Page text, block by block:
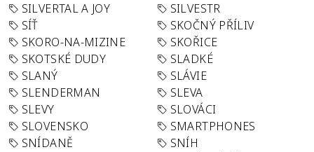
SILVERTAL A JOY
SILVESTR
SÍŤ
SKOČNÝ PŘÍLIV
SKORO-NA-MIZINE
SKOŘICE
SKOTSKÉ DUDY
SLADKÉ
SLANÝ
SLÁVIE
SLENDERMAN
SLEVA
SLEVY
SLOVÁCI
SLOVENSKO
SMARTPHONES
SNÍDANĚ
SNÍH